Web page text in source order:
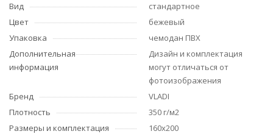
Вид
стандартное
Цвет
бежевый
Упаковка
чемодан ПВХ
Дополнительная
информация
Дизайн и комплектация
могут отличаться от
фотоизображения
Бренд
VLADI
Плотность
350 г/м2
Размеры и комплектация
160x200